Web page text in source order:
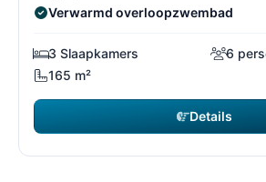
Verwarmd overloopzwembad
3 Slaapkamers
6
165 m²
Details